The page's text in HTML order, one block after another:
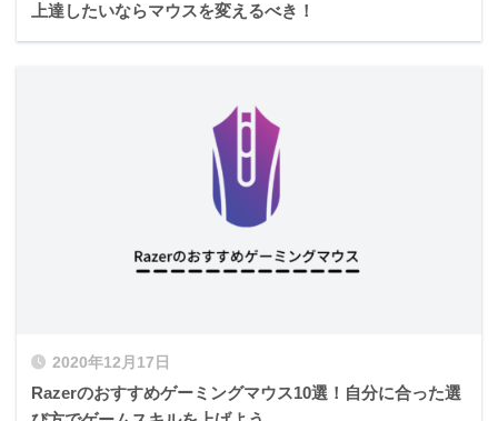
上達したいならマウスを変えるべき！
2020年12月17日
Razerのおすすめゲーミングマウス10選！自分に合った選